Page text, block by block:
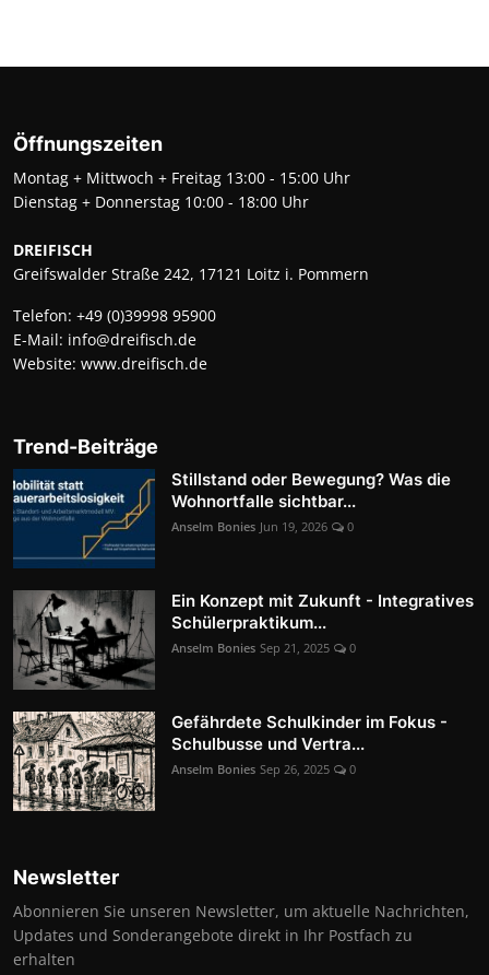
Öffnungszeiten
Montag + Mittwoch + Freitag 13:00 - 15:00 Uhr
Dienstag + Donnerstag 10:00 - 18:00 Uhr
DREIFISCH
Greifswalder Straße 242, 17121 Loitz i. Pommern
Telefon: +49 (0)39998 95900
E-Mail: info@dreifisch.de
Website: www.dreifisch.de
Trend-Beiträge
Stillstand oder Bewegung? Was die
Wohnortfalle sichtbar...
Anselm Bonies Jun 19, 2026 0
Ein Konzept mit Zukunft - Integratives
Schülerpraktikum...
Anselm Bonies Sep 21, 2025 0
Gefährdete Schulkinder im Fokus -
Schulbusse und Vertra...
Anselm Bonies Sep 26, 2025 0
Newsletter
Abonnieren Sie unseren Newsletter, um aktuelle Nachrichten,
Updates und Sonderangebote direkt in Ihr Postfach zu
erhalten